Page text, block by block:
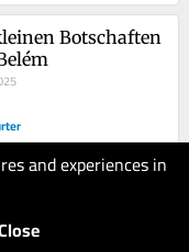
and experiences in
Botschaften
das Klima